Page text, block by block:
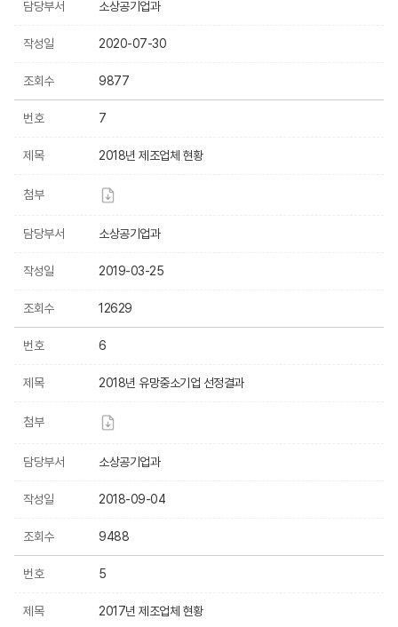
담당부서 소상공기업과
작성일 2020-07-30
조회수 9877
번호 7
제목 2018년 제조업체 현황
첨부
담당부서 소상공기업과
작성일 2019-03-25
조회수 12629
번호 6
제목 2018년 유망중소기업 선정결과
첨부
담당부서 소상공기업과
작성일 2018-09-04
조회수 9488
번호 5
제목 2017년 제조업체 현황